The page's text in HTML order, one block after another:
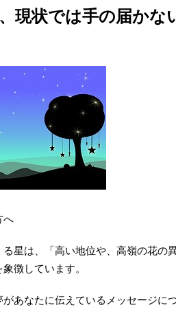
現状では手の届かな
へ
星は、「高い地位や、高嶺の花の
徴しています。
あなたに伝えているメッセージに